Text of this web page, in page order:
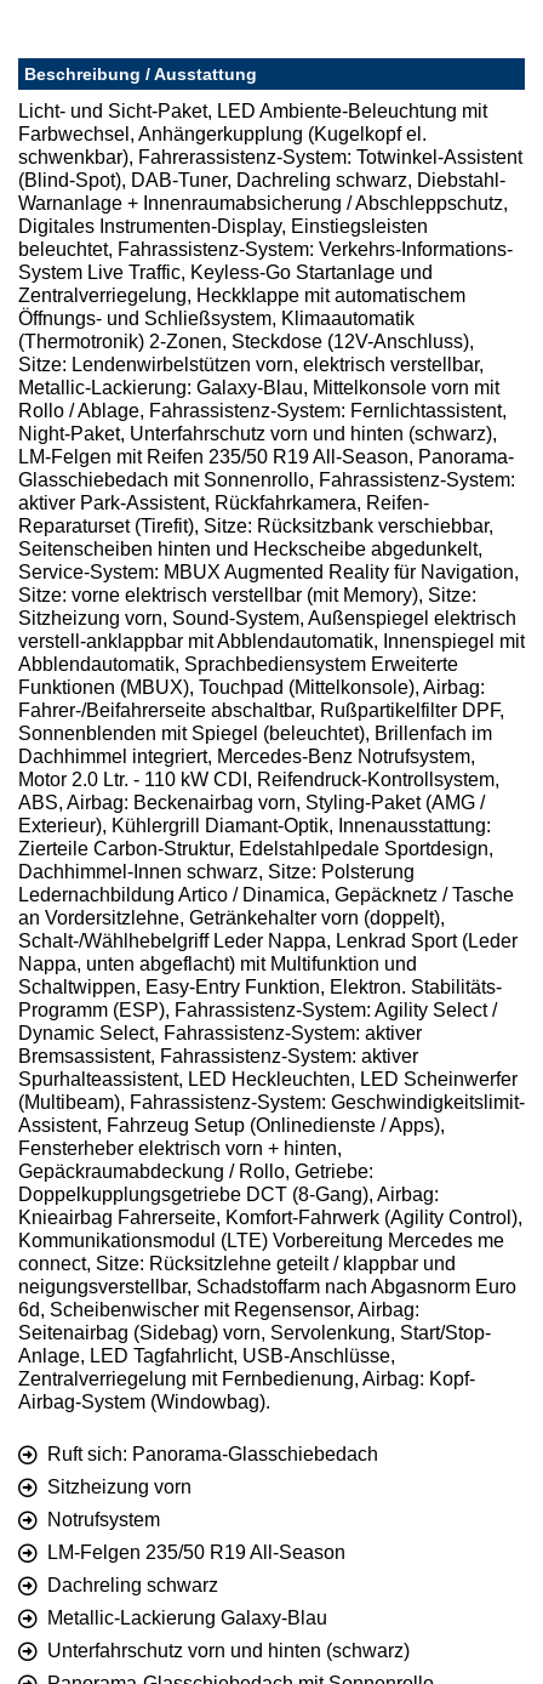
Beschreibung / Ausstattung
Licht- und Sicht-Paket, LED Ambiente-Beleuchtung mit
Farbwechsel, Anhängerkupplung (Kugelkopf el.
schwenkbar), Fahrerassistenz-System: Totwinkel-Assistent
(Blind-Spot), DAB-Tuner, Dachreling schwarz, Diebstahl-
Warnanlage + Innenraumabsicherung / Abschleppschutz,
Digitales Instrumenten-Display, Einstiegsleisten
beleuchtet, Fahrassistenz-System: Verkehrs-Informations-
System Live Traffic, Keyless-Go Startanlage und
Zentralverriegelung, Heckklappe mit automatischem
Öffnungs- und Schließsystem, Klimaautomatik
(Thermotronik) 2-Zonen, Steckdose (12V-Anschluss),
Sitze: Lendenwirbelstützen vorn, elektrisch verstellbar,
Metallic-Lackierung: Galaxy-Blau, Mittelkonsole vorn mit
Rollo / Ablage, Fahrassistenz-System: Fernlichtassistent,
Night-Paket, Unterfahrschutz vorn und hinten (schwarz),
LM-Felgen mit Reifen 235/50 R19 All-Season, Panorama-
Glasschiebedach mit Sonnenrollo, Fahrassistenz-System:
aktiver Park-Assistent, Rückfahrkamera, Reifen-
Reparaturset (Tirefit), Sitze: Rücksitzbank verschiebbar,
Seitenscheiben hinten und Heckscheibe abgedunkelt,
Service-System: MBUX Augmented Reality für Navigation,
Sitze: vorne elektrisch verstellbar (mit Memory), Sitze:
Sitzheizung vorn, Sound-System, Außenspiegel elektrisch
verstell-anklappbar mit Abblendautomatik, Innenspiegel mit
Abblendautomatik, Sprachbediensystem Erweiterte
Funktionen (MBUX), Touchpad (Mittelkonsole), Airbag:
Fahrer-/Beifahrerseite abschaltbar, Rußpartikelfilter DPF,
Sonnenblenden mit Spiegel (beleuchtet), Brillenfach im
Dachhimmel integriert, Mercedes-Benz Notrufsystem,
Motor 2.0 Ltr. - 110 kW CDI, Reifendruck-Kontrollsystem,
ABS, Airbag: Beckenairbag vorn, Styling-Paket (AMG /
Exterieur), Kühlergrill Diamant-Optik, Innenausstattung:
Zierteile Carbon-Struktur, Edelstahlpedale Sportdesign,
Dachhimmel-Innen schwarz, Sitze: Polsterung
Ledernachbildung Artico / Dinamica, Gepäcknetz / Tasche
an Vordersitzlehne, Getränkehalter vorn (doppelt),
Schalt-/Wählhebelgriff Leder Nappa, Lenkrad Sport (Leder
Nappa, unten abgeflacht) mit Multifunktion und
Schaltwippen, Easy-Entry Funktion, Elektron. Stabilitäts-
Programm (ESP), Fahrassistenz-System: Agility Select /
Dynamic Select, Fahrassistenz-System: aktiver
Bremsassistent, Fahrassistenz-System: aktiver
Spurhalteassistent, LED Heckleuchten, LED Scheinwerfer
(Multibeam), Fahrassistenz-System: Geschwindigkeitslimit-
Assistent, Fahrzeug Setup (Onlinedienste / Apps),
Fensterheber elektrisch vorn + hinten,
Gepäckraumabdeckung / Rollo, Getriebe:
Doppelkupplungsgetriebe DCT (8-Gang), Airbag:
Knieairbag Fahrerseite, Komfort-Fahrwerk (Agility Control),
Kommunikationsmodul (LTE) Vorbereitung Mercedes me
connect, Sitze: Rücksitzlehne geteilt / klappbar und
neigungsverstellbar, Schadstoffarm nach Abgasnorm Euro
6d, Scheibenwischer mit Regensensor, Airbag:
Seitenairbag (Sidebag) vorn, Servolenkung, Start/Stop-
Anlage, LED Tagfahrlicht, USB-Anschlüsse,
Zentralverriegelung mit Fernbedienung, Airbag: Kopf-
Airbag-System (Windowbag).
Ruft sich: Panorama-Glasschiebedach
Sitzheizung vorn
Notrufsystem
LM-Felgen 235/50 R19 All-Season
Dachreling schwarz
Metallic-Lackierung Galaxy-Blau
Unterfahrschutz vorn und hinten (schwarz)